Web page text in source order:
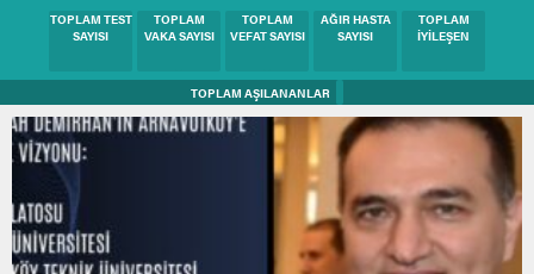
BUGÜNKÜ
TEST SAYISI
BUGÜNKÜ
VAKA SAYISI
BUGÜNKÜ
HASTA SAYISI
BUGÜNKÜ
VEFAT SAYISI
BUGÜNKÜ
İYİLEŞEN
TOPLAM AŞILANANLAR